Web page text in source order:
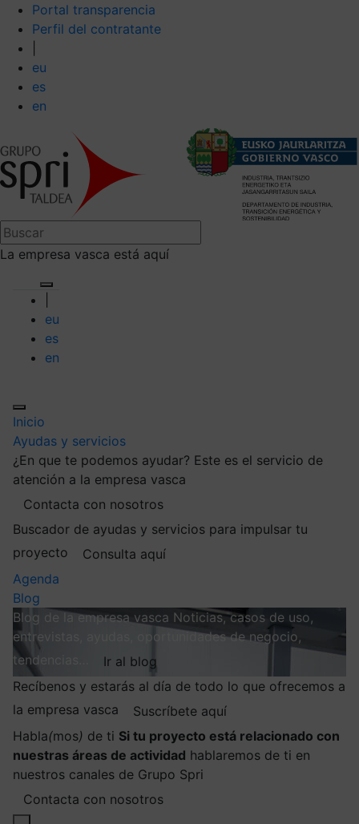
Portal transparencia
Perfil del contratante
eu
es
en
La empresa vasca está aquí
eu
es
en
Inicio
Ayudas y servicios
¿En que te podemos ayudar? Este es el servicio de
atención a la empresa vasca
Contacta con nosotros
Buscador de ayudas y servicios para impulsar tu
proyecto
Consulta aquí
Agenda
Blog
Blog de la empresa vasca Noticias, casos de uso,
entrevistas, ayudas, oportunidades de negocio,
tendencias…
Ir al blog
Recíbenos y estarás al día de todo lo que ofrecemos a
la empresa vasca
Suscríbete aquí
Habla(mos) de ti Si tu proyecto está relacionado con
nuestras áreas de actividad hablaremos de ti en
nuestros canales de Grupo Spri
Contacta con nosotros